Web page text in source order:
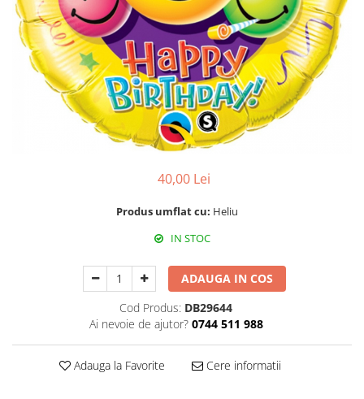
Propsuri
Suflatori
Farfurii,pahare & servetele
Ornamente sala
Baloane Aniversari
40,00 Lei
Produs umflat cu: Heliu
IN STOC
ADAUGA IN COS
Cod Produs: DB29644
Ai nevoie de ajutor? 0744 511 988
Adauga la Favorite Cere informatii